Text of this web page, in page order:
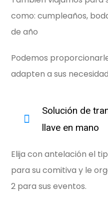
como: cumpleaños,
de año
Podemos
adapten a sus
Solución de
llave en mano
Elija con antelación el
para su comitiva y le
2 para sus eventos.